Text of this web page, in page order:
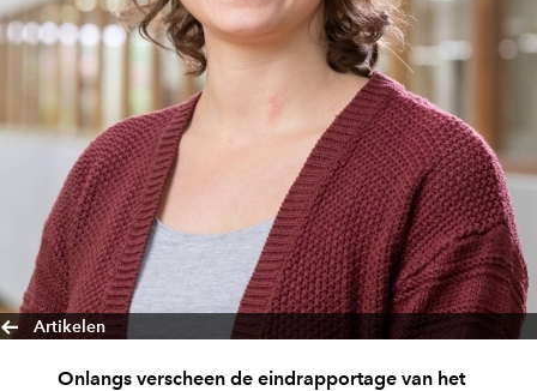
Artikelen
Onlangs verscheen de eindrapportage van het